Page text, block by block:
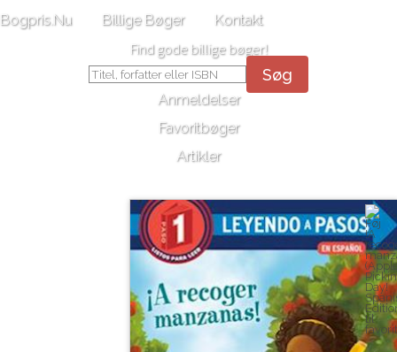
Bogpris.Nu Billige Bøger Kontakt
Find gode billige bøger!
Søg
Anmeldelser
Favoritbøger
Artikler